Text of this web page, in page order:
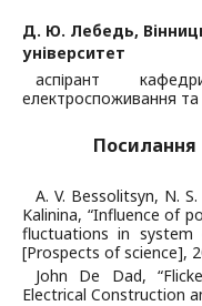
Д. Ю. Лебедь,
університет
аспірант
електроспоживання
Посилання
A. V. Bessolitsyn, N.
Kalinina, “Influence of
fluctuations in system
[Prospects of science],
John De Dad,
Electrical Construction